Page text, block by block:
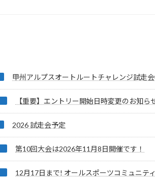
甲州アルプスオートルートチャレンジ試走
【重要】エントリー開始日時変更のお知ら
2026 試走会予定
第10回大会は2026年11月8日開催です！
12月17日まで! オールスポーツコミュニテ